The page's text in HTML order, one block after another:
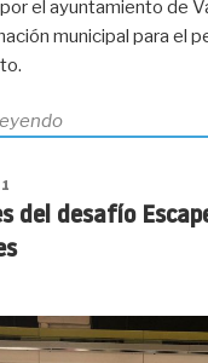
el ayuntamiento de
municipal para el
«II
Curso
Transparencia
y